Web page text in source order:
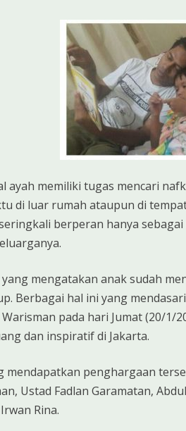
ayah memiliki tugas mencari
di luar rumah ataupun di
berperan hanya
mengatakan anak sudah
Berbagai hal ini yang
pada hari Jumat (20/1/
dan inspiratif di Jakarta.
mendapatkan penghargaan
Ustad Fadlan Garamatan,
Rina.